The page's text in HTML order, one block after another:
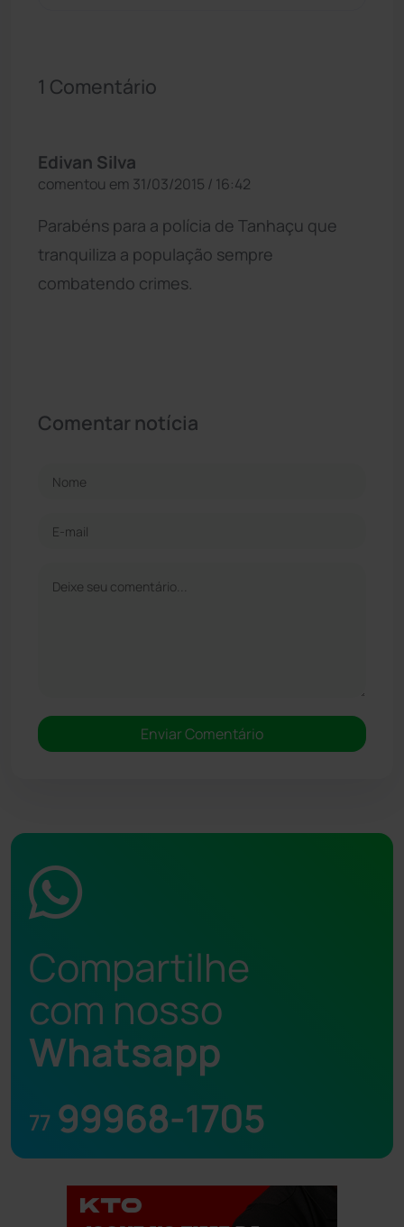
1 Comentário
Edivan Silva
comentou em 31/03/2015 / 16:42
Parabéns para a polícia de Tanhaçu que
tranquiliza a população sempre
combatendo crimes.
Comentar notícia
Compartilhe
com nosso
Whatsapp
77 99968-1705